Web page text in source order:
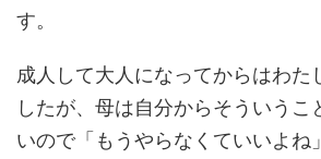
す。
成人して大人になってからはわた
したが、母は自分からそういうこ
いので「もうやらなくていいよね